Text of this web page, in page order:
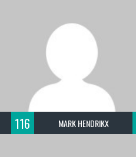
116 MARK HENDRIKX